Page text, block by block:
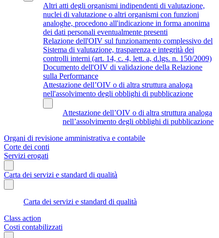
Altri atti degli organismi indipendenti di valutazione,
nuclei di valutazione o altri organismi con funzioni
analoghe, procedono all'indicazione in forma anonima
dei dati personali eventualmente presenti
Relazione dell'OIV sul funzionamento complessivo del
Sistema di valutazione, trasparenza e integrità dei
controlli interni (art. 14, c. 4, lett. a, d.lgs. n. 150/2009)
Documento dell'OIV di validazione della Relazione
sulla Performance
Attestazione dell’OIV o di altra struttura analoga
nell'assolvimento degli obblighi di pubblicazione
Attestazione dell’OIV o di altra struttura analoga
nell’assolvimento degli obblighi di pubblicazione
Organi di revisione amministrativa e contabile
Corte dei conti
Servizi erogati
Carta dei servizi e standard di qualità
Carta dei servizi e standard di qualità
Class action
Costi contabilizzati